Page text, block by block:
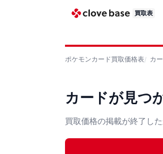
買取表
ポケモンカード買取価格表 カ
カードが見つ
買取価格の掲載が終了し